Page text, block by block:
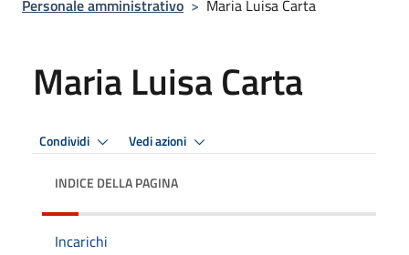
Personale amministrativo > Maria Luisa Carta
Maria Luisa Carta
Condividi Vedi azioni
INDICE DELLA PAGINA
Incarichi